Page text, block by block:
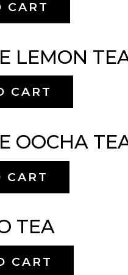
CART
LEMON
CART
OOCHA
CART
TEA
CART